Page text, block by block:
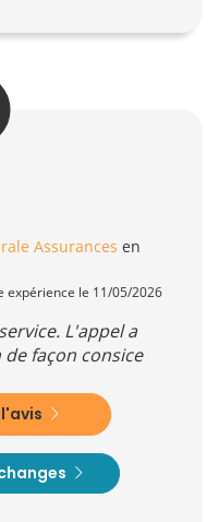
Assurances en
expérience le 11/05/2026
L'appel a
façon consice